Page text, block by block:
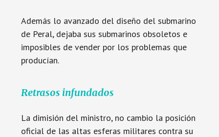
Además lo avanzado del diseño del submarino
de Peral, dejaba sus submarinos obsoletos e
imposibles de vender por los problemas que
producían.
Retrasos infundados
La dimisión del ministro, no cambio la posición
oficial de las altas esferas militares contra su